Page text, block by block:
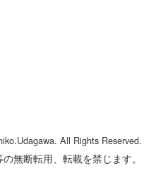
All Rights Reserved.
無断転用、転載を禁じます。